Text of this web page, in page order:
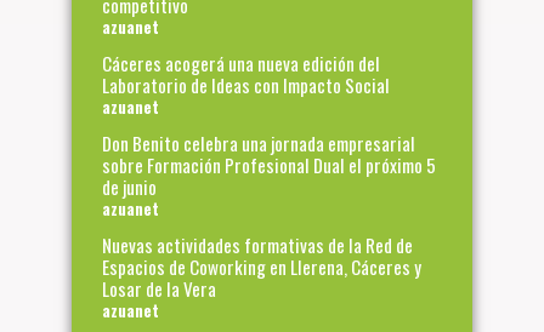
azuanet
Cáceres acogerá una nueva edición del
Laboratorio de Ideas con Impacto Social
azuanet
Don Benito celebra una jornada empresarial
sobre Formación Profesional Dual el próximo 5
de junio
azuanet
Nuevas actividades formativas de la Red de
Espacios de Coworking en Llerena, Cáceres y
Losar de la Vera
azuanet